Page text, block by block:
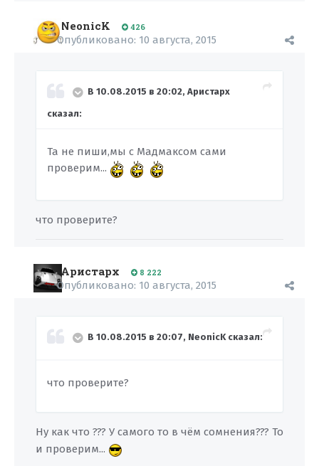
NeonicK 426
Опубликовано: 10 августа, 2015
В 10.08.2015 в 20:02, Аристарх
сказал:
Та не пиши,мы с Мадмаксом сами
проверим...
что проверите?
Аристарх 8 222
Опубликовано: 10 августа, 2015
В 10.08.2015 в 20:07, NeonicK сказал:
что проверите?
Ну как что ??? У самого то в чём сомнения??? То
и проверим...